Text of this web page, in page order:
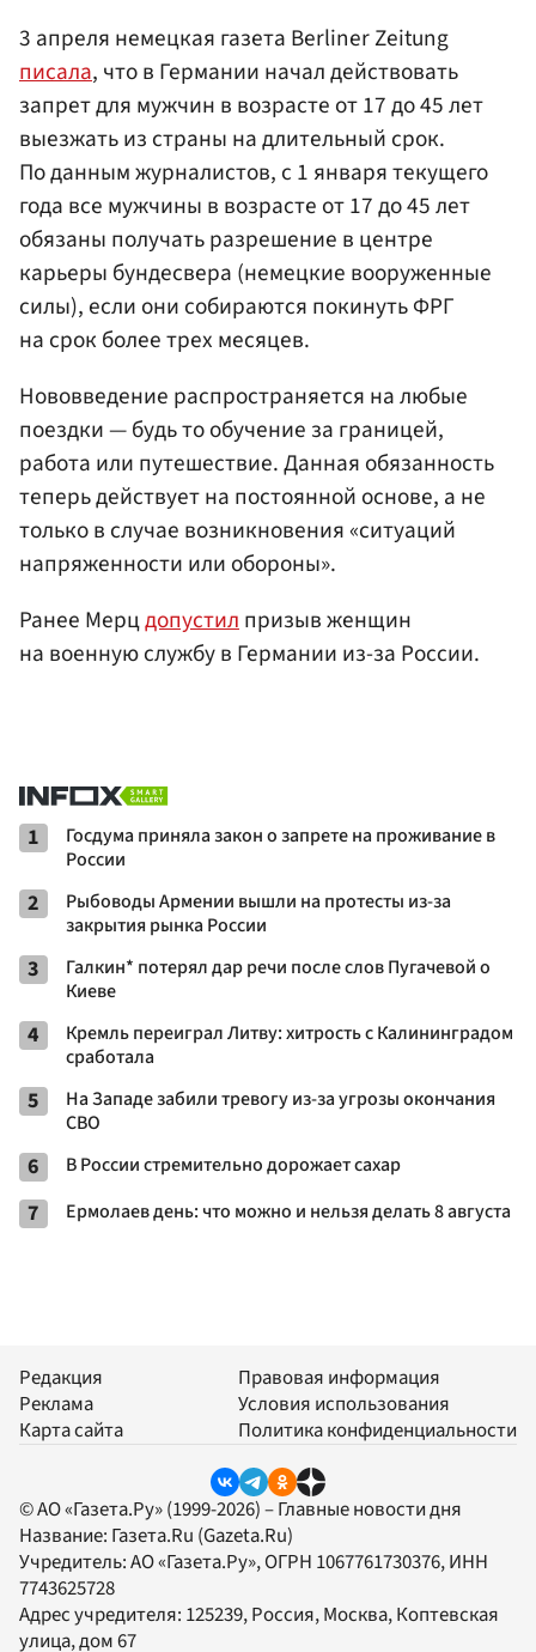
3 апреля немецкая газета Berliner Zeitung
писала, что в Германии начал действовать
запрет для мужчин в возрасте от 17 до 45 лет
выезжать из страны на длительный срок.
По данным журналистов, с 1 января текущего
года все мужчины в возрасте от 17 до 45 лет
обязаны получать разрешение в центре
карьеры бундесвера (немецкие вооруженные
силы), если они собираются покинуть ФРГ
на срок более трех месяцев.
Нововведение распространяется на любые
поездки — будь то обучение за границей,
работа или путешествие. Данная обязанность
теперь действует на постоянной основе, а не
только в случае возникновения «ситуаций
напряженности или обороны».
Ранее Мерцдопустилпризыв женщин
на военную службу в Германии из-за России.
1
Госдума приняла закон о запрете на проживание в
России
2
Рыбоводы Армении вышли на протесты из-за
закрытия рынка России
3
Галкин* потерял дар речи после слов Пугачевой о
Киеве
4
Кремль переиграл Литву: хитрость с Калининградом
сработала
5
На Западе забили тревогу из-за угрозы окончания
СВО
6 В России стремительно дорожает сахар
7 Ермолаев день: что можно и нельзя делать 8 августа
Редакция
Реклама
Карта сайта
Правовая информация
Условия использования
Политика конфиденциальности
© АО «Газета.Ру» (1999-2026) – Главные новости дня
Название: Газета.Ru (Gazeta.Ru)
Учредитель:АО «Газета.Ру», ОГРН 1067761730376, ИНН
7743625728
Адрес учредителя: 125239, Россия, Москва, Коптевская
улица, дом 67